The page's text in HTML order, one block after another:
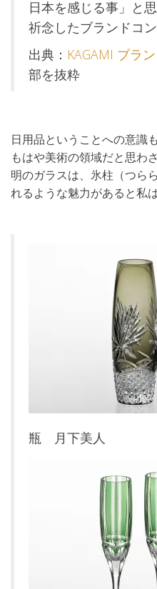
日本を感じる事」と
祈念したブランドコン
出典： KAGAMI ブラ
部を抜粋
日用品ということへの意識
もはや美術の領域だと思わ
明のガラスは、氷柱（つら
れるような魅力があると私は
瓶 月下美人